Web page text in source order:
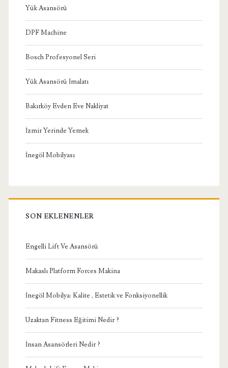
Yük Asansörü
DPF Machine
Bosch Profesyonel Seri
Yük Asansörü İmalatı
Bakırköy Evden Eve Nakliyat
İzmir Yerinde Yemek
İnegöl Mobilyası
SON EKLENENLER
Engelli Lift Ve Asansörü
Makaslı Platform Forces Makina
İnegöl Mobilya: Kalite , Estetik ve Fonksiyonellik
Uzaktan Fitness Eğitimi Nedir ?
İnsan Asansörleri Nedir ?